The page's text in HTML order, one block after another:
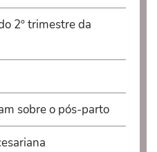
2º trimestre da
sobre o pós-parto